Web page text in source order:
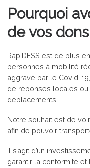
Pourquoi
de vos
RapIDESS est de plus
personnes à mobilité
aggravé par le Covid-
de réponses locales
déplacements.
Notre souhait est de
afin de pouvoir
Il s’agit d’un
garantir la conformité